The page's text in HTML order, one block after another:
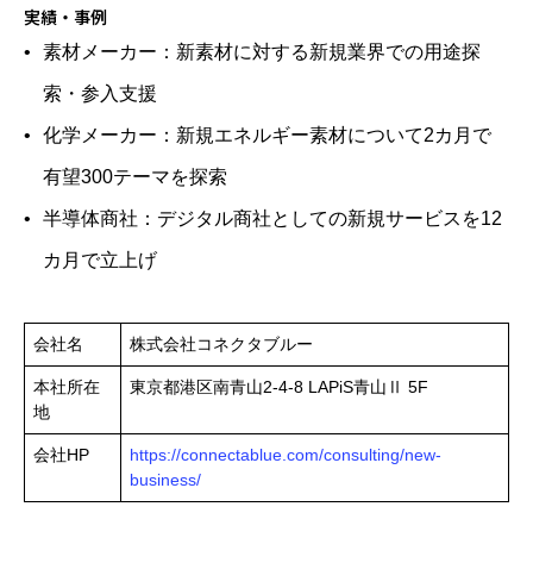
実績・事例
素材メーカー：新素材に対する新規業界での用途探
索・参入支援
化学メーカー：新規エネルギー素材について2カ月で
有望300テーマを探索
半導体商社：デジタル商社としての新規サービスを12
カ月で立上げ
会社名 株式会社コネクタブルー
本社所在
地
東京都港区南青山2-4-8 LAPiS青山Ⅱ 5F
会社HP
https://connectablue.com/consulting/new-
business/